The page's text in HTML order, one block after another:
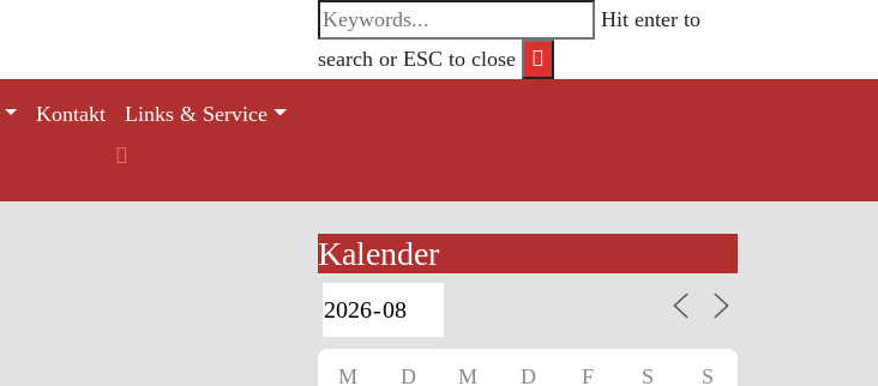
Hit enter to
search or ESC to close
Kontakt Links & Service
Kalender
M D M D F S S